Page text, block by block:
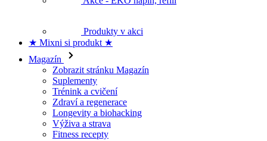
Magazín
Zobrazit stránku Magazín
Suplementy
Trénink a cvičení
Zdraví a regenerace
Longevity a biohacking
Výživa a strava
Fitness recepty
Doprava a platba
Časté otázky